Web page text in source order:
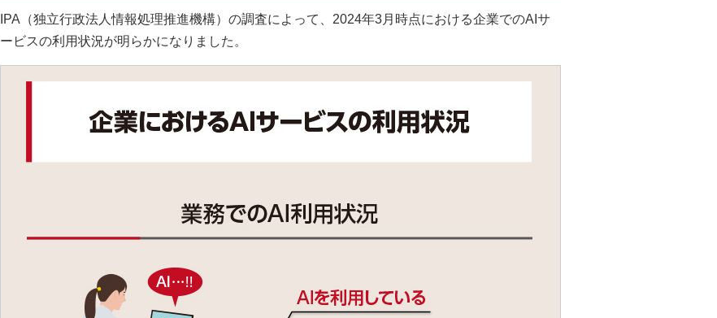
IPA（独立行政法人情報処理推進機構）の調査によって、2024年3月時点における企業でのAIサ
ービスの利用状況が明らかになりました。